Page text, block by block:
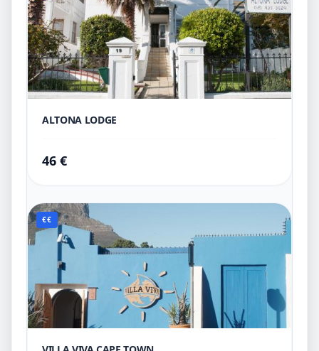
ALTONA LODGE
46 €
€€